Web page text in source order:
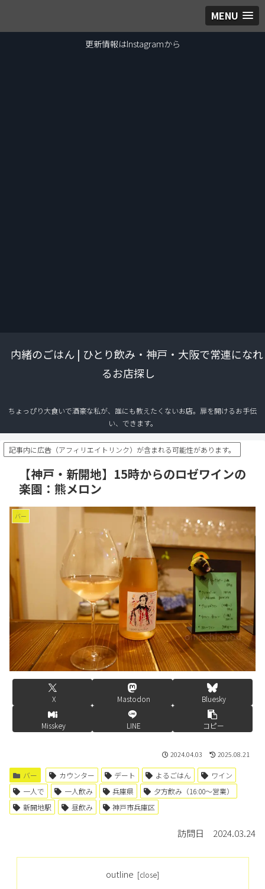
MENU
内緒のごはん | ひとり飲み・神戸・大阪で常連になれ
るお店探し
ちょっぴり大食いで酒豪な私が、誰にも教えたくないお店。扉を開けるお手伝
い、できます。
更新情報はInstagramから
記事内に広告（アフィリエイトリンク）が含まれる可能性があります。
【神戸・新開地】15時からのロゼワインの
楽園：熊メロン
バー
X Mastodon Bluesky
Misskey LINE コピー
2024.04.03 2025.08.21
バー カウンター デート よるごはん
ワイン
一人で
一人飲み 兵庫県
夕方飲み（16:00〜営業）
新開地駅
昼飲み 神戸市兵庫区
訪問日 2024.03.24
outline